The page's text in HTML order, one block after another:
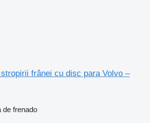
frânei cu disc para Volvo –
de frenado